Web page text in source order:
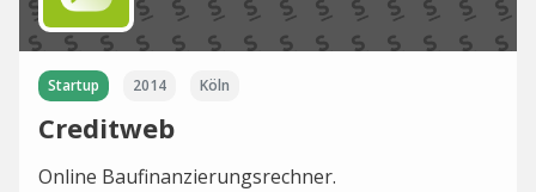
Startup 2014 Köln
Creditweb
Online Baufinanzierungsrechner.